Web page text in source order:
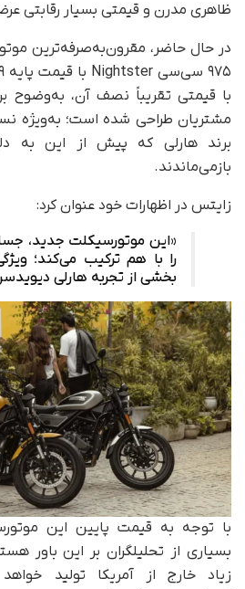
ظاهری مدرن و قیمتی بسیار رقابتی
در حال حاضر، مقرون‌به‌صرفه‌ترین
با قیمتی تقریباً نصف آن، به‌وضوح
مشتریان طراحی شده است؛ به‌ویژه
برند هارلی که پیش از این به
بازمی‌ماندند.
زایتس در اظهارات خود عنوان کرد:
«این موتورسیکلت جدید،
را با هم ترکیب می‌کند؛
بخشی از تجربه هارلی
با توجه به قیمت پایین این
زیاد خارج از آمریکا تولید